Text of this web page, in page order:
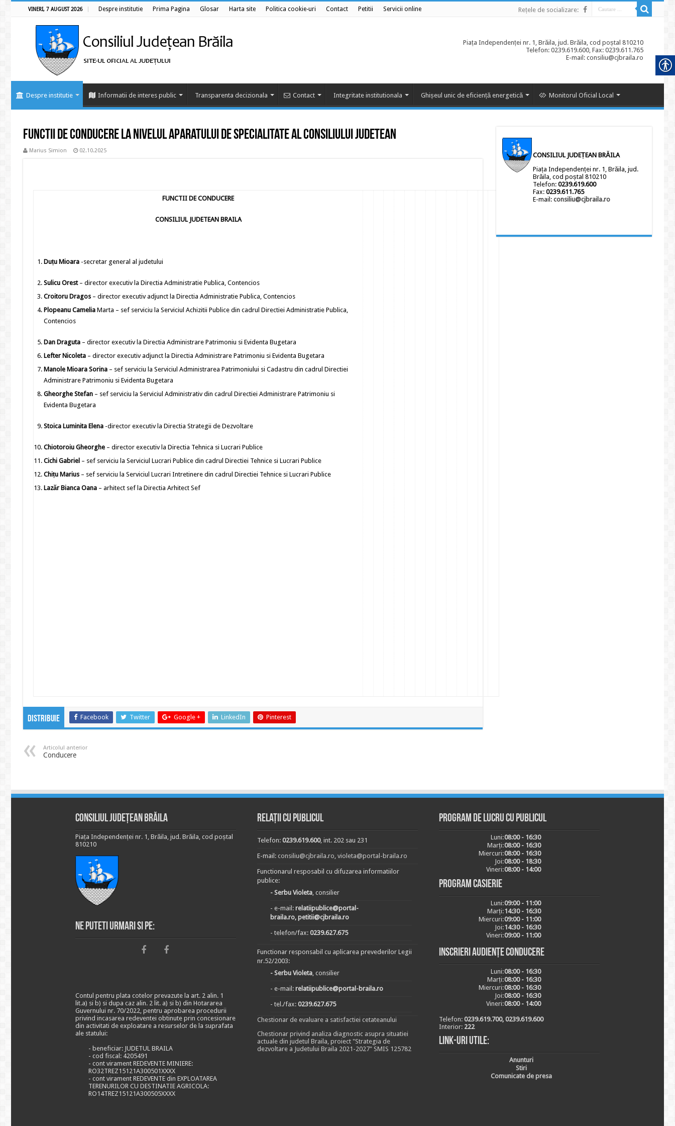
VINERI, 7 AUGUST 2026 Despre institutie Prima Pagina Glosar Harta site Politica cookie-uri Contact Petitii Servicii online Rețele de socializare:
Piața Independenței nr. 1, Brăila, jud. Brăila, cod poștal 810210
Telefon: 0239.619.600, Fax: 0239.611.765
E-mail: consiliu@cjbraila.ro
Despre institutie Informatii de interes public Transparenta decizionala Contact Integritate institutionala Ghișeul unic de eficiență energetică Monitorul Oficial Local
Functii de conducere la nivelul aparatului de specialitate al Consiliului Judetean
Marius Simion 02.10.2025
FUNCTII DE CONDUCERE
CONSILIUL JUDETEAN BRAILA
Duțu Mioara -secretar general al judetului
Sulicu Orest– director executiv la Directia Administratie Publica, Contencios
Croitoru Dragos – director executiv adjunct la Directia Administratie Publica, Contencios
Plopeanu Camelia Marta – sef serviciu la Serviciul Achizitii Publice din cadrul Directiei Administratie Publica,
Contencios
Dan Draguta – director executiv la Directia Administrare Patrimoniu si Evidenta Bugetara
Lefter Nicoleta – director executiv adjunct la Directia Administrare Patrimoniu si Evidenta Bugetara
Manole Mioara Sorina – sef serviciu la Serviciul Administrarea Patrimoniului si Cadastru din cadrul Directiei
Administrare Patrimoniu si Evidenta Bugetara
Gheorghe Stefan – sef serviciu la Serviciul Administrativ din cadrul Directiei Administrare Patrimoniu si
Evidenta Bugetara
Stoica Luminita Elena -director executiv la Directia Strategii de Dezvoltare
Chiotoroiu Gheorghe – director executiv la Directia Tehnica si Lucrari Publice
Cichi Gabriel – sef serviciu la Serviciul Lucrari Publice din cadrul Directiei Tehnice si Lucrari Publice
Chițu Marius – sef serviciu la Serviciul Lucrari Intretinere din cadrul Directiei Tehnice si Lucrari Publice
Lazăr Bianca Oana – arhitect sef la Directia Arhitect Sef
Distribuie Facebook Twitter Google + LinkedIn Pinterest
Articolul anterior
Conducere
CONSILIUL JUDEȚEAN BRĂILA
Piața Independenței nr. 1, Brăila, jud.
Brăila, cod poștal 810210
Telefon: 0239.619.600
Fax: 0239.611.765
E-mail: consiliu@cjbraila.ro
Consiliul Județean Brăila
Piața Independenței nr. 1, Brăila, jud. Brăila, cod poștal
810210
Ne puteti urmari si pe:
Contul pentru plata cotelor prevazute la art. 2 alin. 1
lit.a) si b) si dupa caz alin. 2 lit. a) si b) din Hotararea
Guvernului nr. 70/2022, pentru aprobarea procedurii
privind incasarea redeventei obtinute prin concesionare
din activitati de exploatare a resurselor de la suprafata
ale statului:
- beneficiar: JUDETUL BRAILA
- cod fiscal: 4205491
- cont virament REDEVENTE MINIERE:
RO32TREZ15121A300501XXXX
- cont virament REDEVENTE din EXPLOATAREA
TERENURILOR CU DESTINATIE AGRICOLA:
RO14TREZ15121A300505XXXX
Relații cu publicul
Telefon: 0239.619.600, int. 202 sau 231
E-mail: consiliu@cjbraila.ro violeta@portal-braila.ro
Functionarul resposabil cu difuzarea informatiilor
publice:
- Serbu Violeta, consilier
- e-mail: relatiipublice@portal-
braila.ro, petitii@cjbraila.ro
- telefon/fax: 0239.627.675
Functionar responsabil cu aplicarea prevederilor Legii
nr.52/2003:
- Serbu Violeta, consilier
- e-mail: relatiipublice@portal-braila.ro
- tel./fax: 0239.627.675
Chestionar de evaluare a satisfactiei cetateanului
Chestionar privind analiza diagnostic asupra situatiei
actuale din judetul Braila, proiect "Strategia de
dezvoltare a Judetului Braila 2021-2027" SMIS 125782
Program de lucru cu publicul
Luni:08:00 - 16:30
Marți:08:00 - 16:30
Miercuri:08:00 - 16:30
Joi:08:00 - 18:30
Vineri:08:00 - 14:00
Program casierie
Luni:09:00 - 11:00
Marți:14:30 - 16:30
Miercuri:09:00 - 11:00
Joi:14:30 - 16:30
Vineri:09:00 - 11:00
Inscrieri audiențe conducere
Luni:08:00 - 16:30
Marți:08:00 - 16:30
Miercuri:08:00 - 16:30
Joi:08:00 - 16:30
Vineri:08:00 - 14:00
Telefon: 0239.619.700, 0239.619.600
Interior: 222
Link-uri utile:
Anunturi
Stiri
Comunicate de presa